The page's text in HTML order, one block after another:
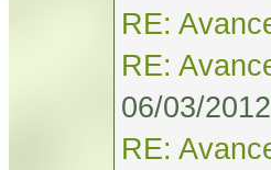
RE:
RE:
06/03/
RE: